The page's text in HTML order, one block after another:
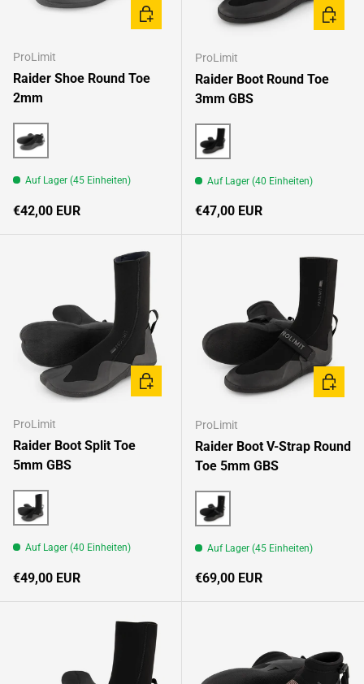
ProLimit
Raider Shoe Round Toe
2mm
Auf Lager (45 Einheiten)
Normaler Preis
€42,00 EUR
OPTIONEN AUSWÄHLEN
ProLimit
Raider Boot Round Toe
3mm GBS
Auf Lager (40 Einheiten)
Normaler Preis
€47,00 EUR
ProLimit
Raider Boot Split Toe
5mm GBS
Auf Lager (40 Einheiten)
Normaler Preis
€49,00 EUR
OPTIONEN AUSWÄHLEN
ProLimit
Raider Boot V-Strap Round
Toe 5mm GBS
Auf Lager (45 Einheiten)
Normaler Preis
€69,00 EUR